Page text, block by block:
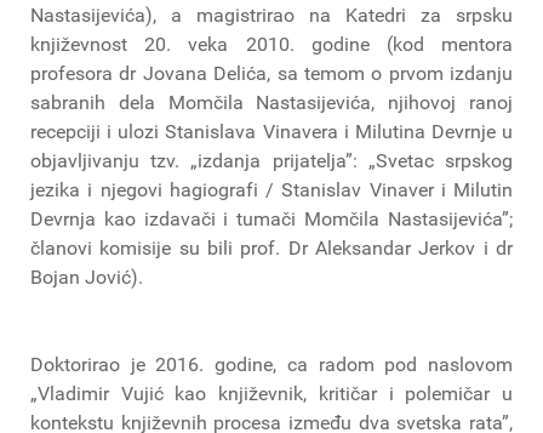
Nastasijevića), a magistrirao na Katedri za srpsku
književnost 20. veka 2010. godine (kod mentora
profesora dr Jovana Delića, sa temom o prvom izdanju
sabranih dela Momčila Nastasijevića, njihovoj ranoj
recepciji i ulozi Stanislava Vinavera i Milutina Devrnje u
objavljivanju tzv. „izdanja prijatelja”: „Svetac srpskog
jezika i njegovi hagiografi / Stanislav Vinaver i Milutin
Devrnja kao izdavači i tumači Momčila Nastasijevića”;
članovi komisije su bili prof. Dr Aleksandar Jerkov i dr
Bojan Jović).
Doktorirao je 2016. godine, ca radom pod naslovom
„Vladimir Vujić kao književnik, kritičar i polemičar u
kontekstu književnih procesa između dva svetska rata”,